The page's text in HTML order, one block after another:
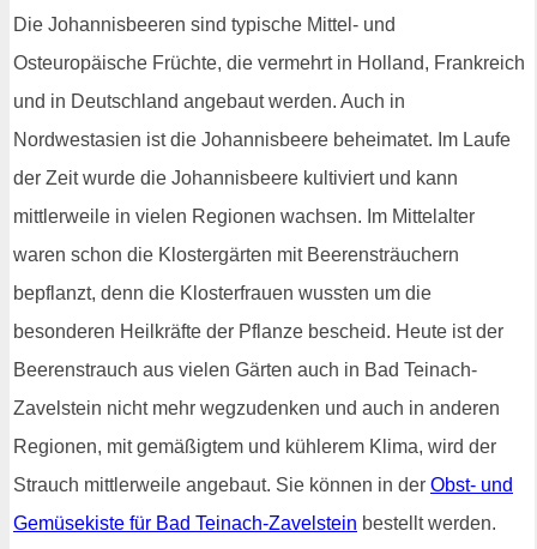
Die Johannisbeeren sind typische Mittel- und
Osteuropäische Früchte, die vermehrt in Holland, Frankreich
und in Deutschland angebaut werden. Auch in
Nordwestasien ist die Johannisbeere beheimatet. Im Laufe
der Zeit wurde die Johannisbeere kultiviert und kann
mittlerweile in vielen Regionen wachsen. Im Mittelalter
waren schon die Klostergärten mit Beerensträuchern
bepflanzt, denn die Klosterfrauen wussten um die
besonderen Heilkräfte der Pflanze bescheid. Heute ist der
Beerenstrauch aus vielen Gärten auch in Bad Teinach-
Zavelstein nicht mehr wegzudenken und auch in anderen
Regionen, mit gemäßigtem und kühlerem Klima, wird der
Strauch mittlerweile angebaut. Sie können in der Obst- und
Gemüsekiste für Bad Teinach-Zavelstein bestellt werden.